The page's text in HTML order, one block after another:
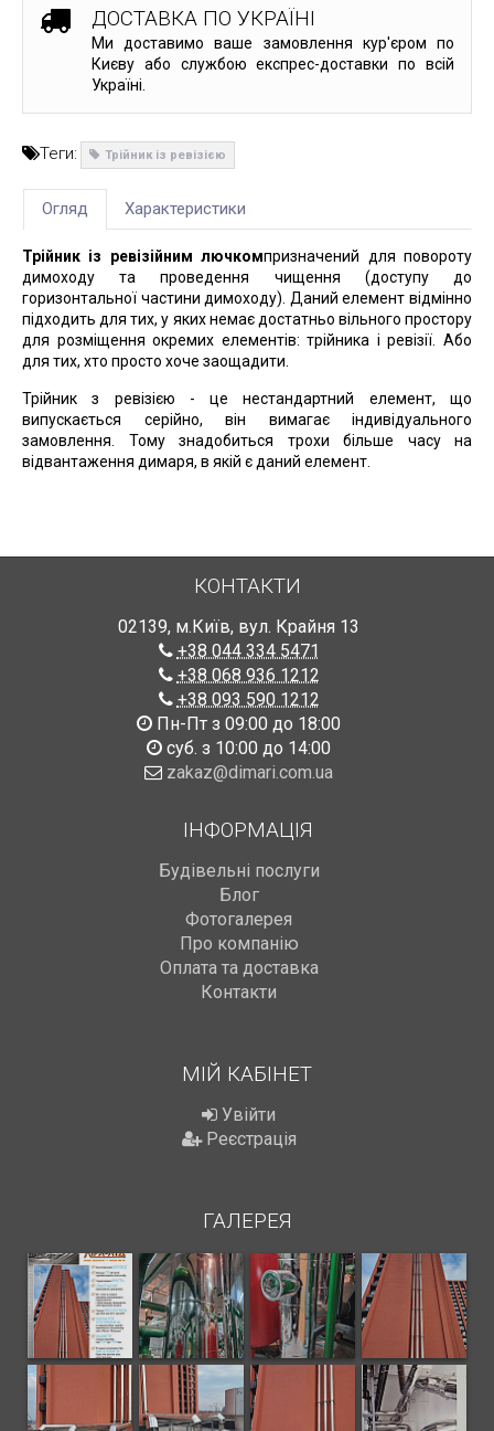
ДОСТАВКА ПО УКРАЇНІ
Ми доставимо ваше замовлення кур'єром по
Києву або службою експрес-доставки по всій
Україні.
Теги: Трійник із ревізією
Огляд Характеристики
Трійник із ревізійним лючкомпризначений для повороту
димоходу та проведення чищення (доступу до
горизонтальної частини димоходу). Даний елемент відмінно
підходить для тих, у яких немає достатньо вільного простору
для розміщення окремих елементів: трійника і ревізії. Або
для тих, хто просто хоче заощадити.
Трійник з ревізією - це нестандартний елемент, що
випускається серійно, він вимагає індивідуального
замовлення. Тому знадобиться трохи більше часу на
відвантаження димаря, в якій є даний елемент.
КОНТАКТИ
02139, м.Київ, вул. Крайня 13
+38 044 334 5471
+38 068 936 1212
+38 093 590 1212
Пн-Пт з 09:00 до 18:00
суб. з 10:00 до 14:00
zakaz@dimari.com.ua
ІНФОРМАЦІЯ
Будівельні послуги
Блог
Фотогалерея
Про компанію
Оплата та доставка
Контакти
МІЙ КАБІНЕТ
Увійти
Реєстрація
ГАЛЕРЕЯ